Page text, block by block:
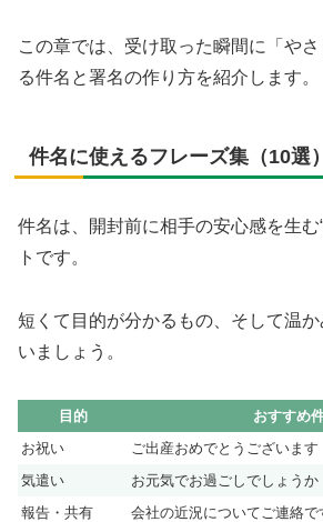
この章では、受け取った瞬間に「や
る件名と署名の作り方を紹介します。
件名に使えるフレーズ集（10選）
件名は、開封前に相手の安心感を生む
トです。
短くて目的が分かるもの、そして温
いましょう。
目的
おすすめ
お祝い
ご出産おめでとうございます
気遣い
お元気でお過ごしでしょうか
報告・共有
会社の近況についてご連絡で